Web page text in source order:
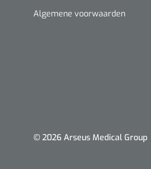
Algemene voorwaarden
© 2026 Arseus Medical Group